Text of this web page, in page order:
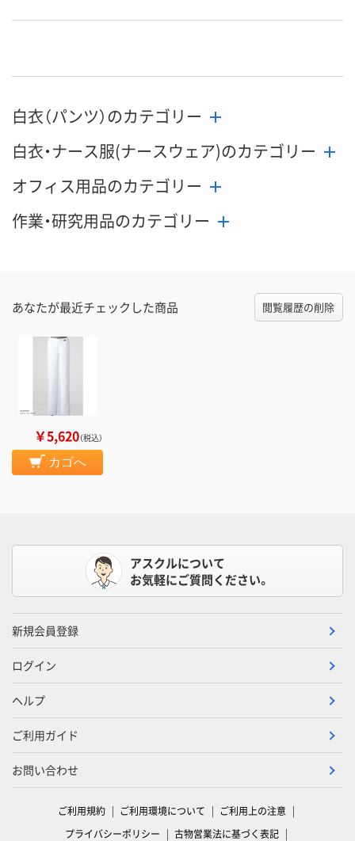
カゴへ
した
白衣（パンツ）のカテゴリー
白衣・ナース服(ナースウェア)のカテゴリー
オフィス用品のカテゴリー
作業・研究用品のカテゴリー
あなたが最近チェックした商品 閲覧履歴の削除
￥5,620（税込）
カゴへ
アスクルについて
お気軽にご質問ください。
新規会員登録
ログイン
ヘルプ
ご利用ガイド
お問い合わせ
ご利用規約 ご利用環境について
ご利用上の注意
プライバシーポリシー
古物営業法に基づく表記